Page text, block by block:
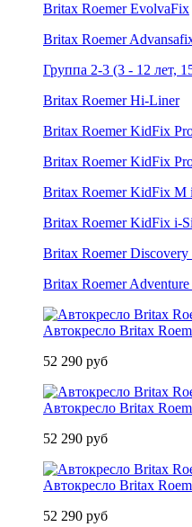
Britax Roemer EvolvaFix
Britax Roemer
Группа 2-3 (3 - 12 лет,
Britax Roemer Hi-Liner
Britax Roemer KidFix
Britax Roemer KidFix
Britax Roemer KidFix M
Britax Roemer KidFix i-
Britax Roemer Discovery
Britax Roemer Adventure
Автокресло Britax
52 290 руб
Автокресло Britax
52 290 руб
Автокресло Britax
52 290 руб